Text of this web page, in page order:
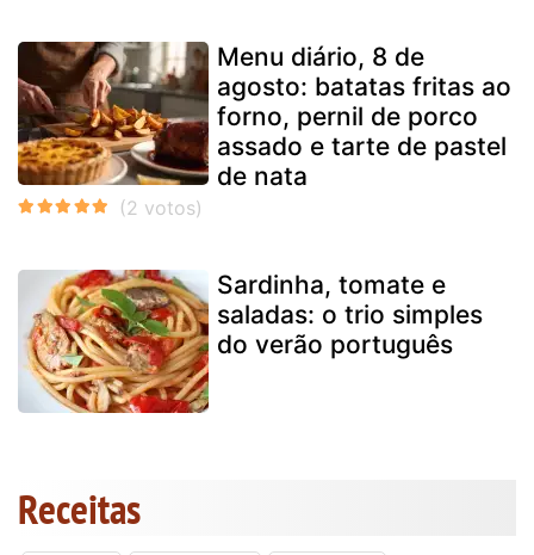
Menu diário, 8 de
agosto: batatas fritas ao
forno, pernil de porco
assado e tarte de pastel
de nata
Sardinha, tomate e
saladas: o trio simples
do verão português
Receitas